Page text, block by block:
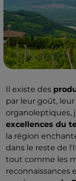
Il existe des
par leur goût,
organoleptiques,
excellences du
la région
dans le reste de
tout comme les
reconnaissances